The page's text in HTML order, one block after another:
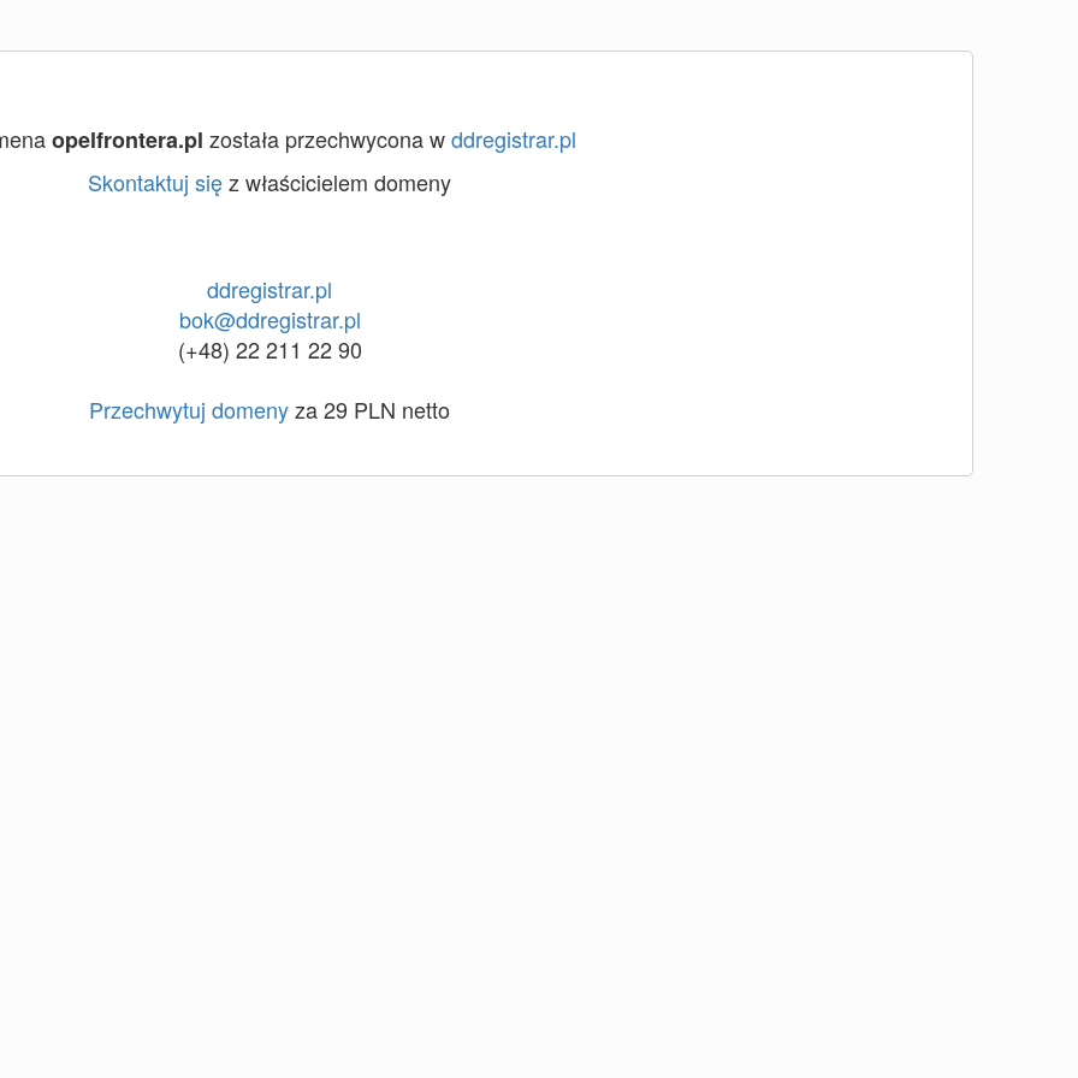
opelfrontera.pl została przechwycona wddregistrar.pl
Skontaktuj sięz właścicielem domeny
ddregistrar.pl
bok@ddregistrar.pl
(+48) 22 211 22 90
Przechwytuj domenyza 29 PLN netto